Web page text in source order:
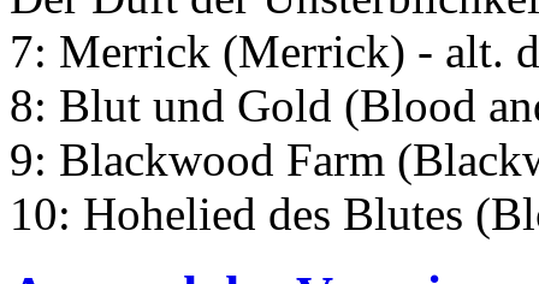
7: Merrick (Merrick) - alt.
8: Blut und Gold (Blood
9: Blackwood Farm
10: Hohelied des Blutes